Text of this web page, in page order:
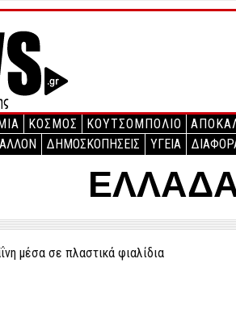
ΚΟΣΜΟΣ ΚΟΥΤΣΟΜΠΟΛΙΟ
ΔΗΜΟΣΚΟΠΗΣΕΙΣ ΥΓΕΙΑ